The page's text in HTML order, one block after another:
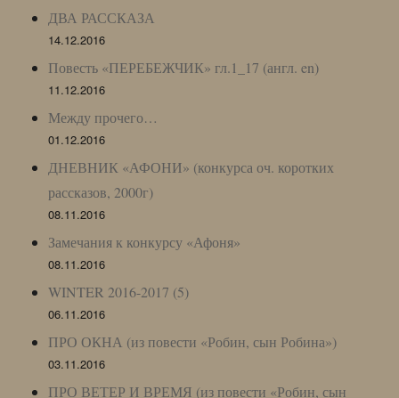
ДВА РАССКАЗА
14.12.2016
Повесть «ПЕРЕБЕЖЧИК» гл.1_17 (англ. en)
11.12.2016
Между прочего…
01.12.2016
ДНЕВНИК «АФОНИ» (конкурса оч. коротких
рассказов, 2000г)
08.11.2016
Замечания к конкурсу «Афоня»
08.11.2016
WINTER 2016-2017 (5)
06.11.2016
ПРО ОКНА (из повести «Робин, сын Робина»)
03.11.2016
ПРО ВЕТЕР И ВРЕМЯ (из повести «Робин, сын